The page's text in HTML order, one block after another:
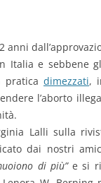
anni
Italia e sebbene
pratica dimezzati,
l’aborto
Lalli sulla
dai nostri
di più”e si